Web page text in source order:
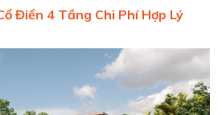
Điển 4 Tầng Chi Phí Hợp Lý